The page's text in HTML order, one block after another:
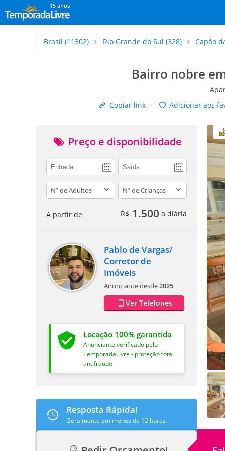
15 anos
Brasil (11302) Rio Grande do Sul (328) Capão
Bairro nobre
Copiar link
Adicionar aos
Preço e disponibilidade
adults children
A partir de R$ 1.500 a diária
Pablo de Vargas/
Corretor de
Imóveis
Anunciante desde2025
Ver Telefones
Locação 100% garantida
Anunciante verificado pelo
TemporadaLivre - proteção total
antifraude
Resposta Rápida!
Geralmente em menos de 12 horas